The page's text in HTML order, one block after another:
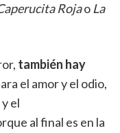
RojaoLa
también hay
el amor y el odio,
el
al final es en la